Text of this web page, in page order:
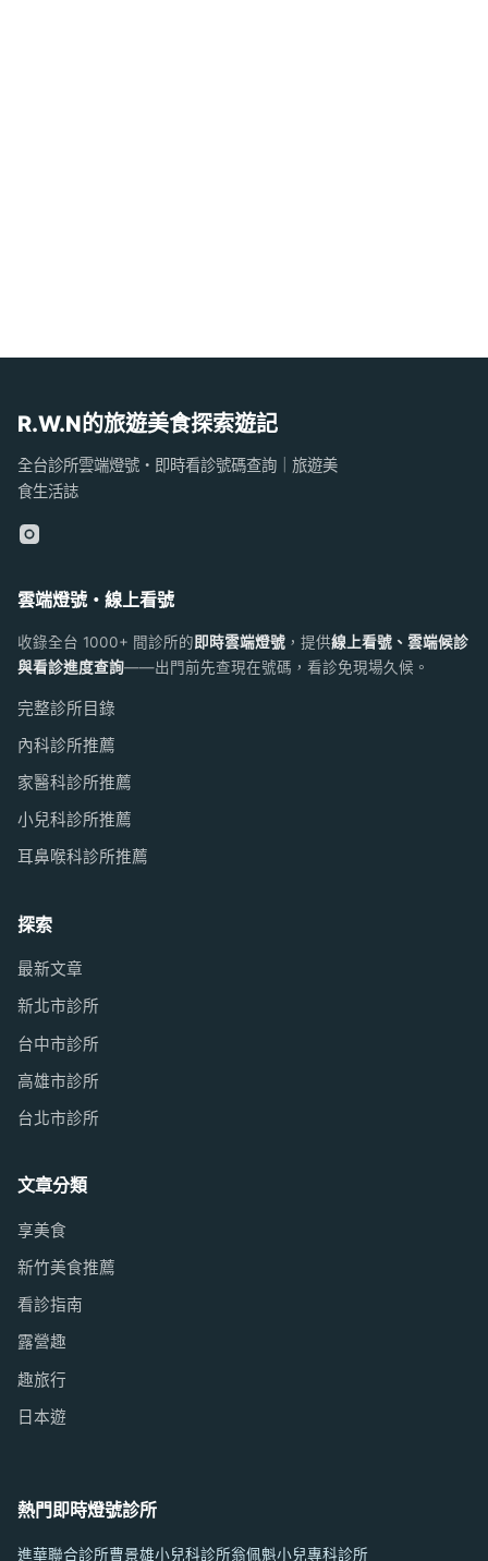
R.W.N的旅遊美食探索遊記
全台診所雲端燈號・即時看診號碼查詢｜旅遊美
食生活誌
雲端燈號・線上看號
收錄全台 1000+ 間診所的 即時雲端燈號 ，提供線上看號、雲端候診
與看診進度查詢——出門前先查現在號碼，看診免現場久候。
完整診所目錄
內科診所推薦
家醫科診所推薦
小兒科診所推薦
耳鼻喉科診所推薦
探索
最新文章
新北市診所
台中市診所
高雄市診所
台北市診所
文章分類
享美食
新竹美食推薦
看診指南
露營趣
趣旅行
日本遊
熱門即時燈號診所
進華聯合診所曹景雄小兒科診所翁佩魁小兒專科診所